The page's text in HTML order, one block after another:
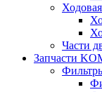
Части
Запчасти